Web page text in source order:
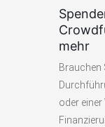
mehr
Brauchen
oder